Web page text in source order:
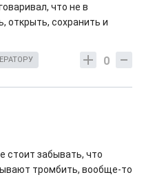
что не в
открыть, сохранить и
0
стоит забывать, что
тромбить, вообще-то